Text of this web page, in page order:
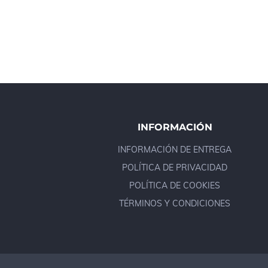
INFORMACIÓN
INFORMACIÓN DE ENTREGA
POLÍTICA DE PRIVACIDAD
POLÍTICA DE COOKIES
TÉRMINOS Y CONDICIONES